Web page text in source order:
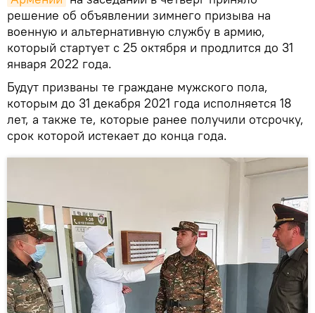
решение об объявлении зимнего призыва на
военную и альтернативную службу в армию,
который стартует с 25 октября и продлится до 31
января 2022 года.
Будут призваны те граждане мужского пола,
которым до 31 декабря 2021 года исполняется 18
лет, а также те, которые ранее получили отсрочку,
срок которой истекает до конца года.